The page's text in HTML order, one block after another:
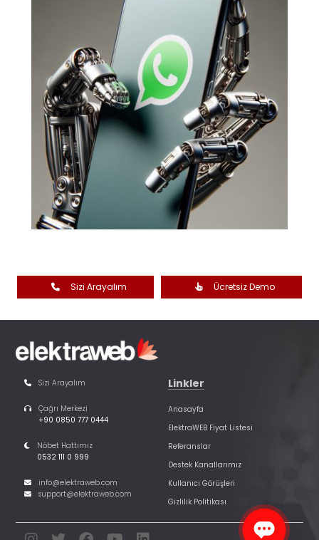
Sizi Arayalım Ücretsiz Demo
Sizi Arayalım
Çağrı Merkezi
+90 0850 777 0444
Nöbet Hattımız
0532 111 0 999
info@elektraweb.com
support@elektraweb.com
Linkler
Anasayfa
ElektraWEB Fiyat Listesi
Referanslar
Destek Kanallarımız
Kullanıcı Görüşleri
Gizlilik Politikası